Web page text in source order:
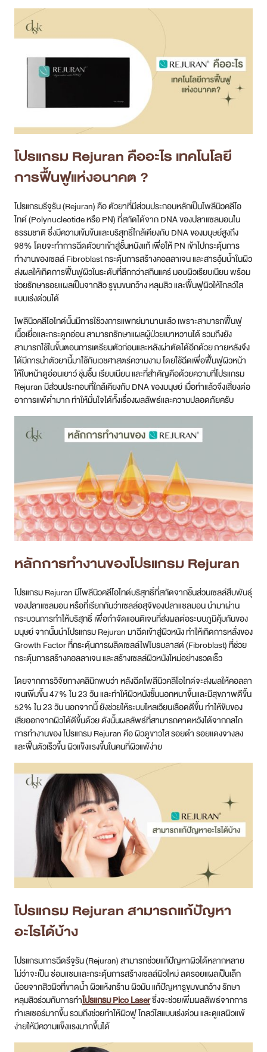
โปรแกรม Rejuran คืออะไร เทคโนโลยี
การฟื้นฟูแห่งอนาคต ?
โปรแกรมรีจูรัน (Rejuran) คือ ตัวยาที่มีส่วนประกอบหลักเป็นโพลีนิวคลีโอ
ไทด์ (Polynucleotide หรือ PN) ที่สกัดได้จาก DNA ของปลาแซลมอนใน
ธรรมชาติ ซึ่งมีความเข้มข้นและบริสุทธิ์ใกล้เคียงกับ DNA ของมนุษย์สูงถึง
98% โดยจะทำการฉีดตัวยาเข้าสู่ชั้นหนังแท้ เพื่อให้ PN เข้าไปกระตุ้นการ
ทำงานของเซลล์ Fibroblast กระตุ้นการสร้างคอลลาเจน และสารอุ้มน้ำในผิว
ส่งผลให้เกิดการฟื้นฟูผิวในระดับที่ลึกกว่าสกินแคร์ มอบผิวเรียบเนียน พร้อม
ช่วยรักษารอยแผลเป็นจากสิว รูขุมขนกว้าง หลุมสิว และฟื้นฟูผิวให้โกลว์ใส
แบบเร่งด่วนได้
โพลีนิวคลีโอไทด์นั้นมีการใช้วงการแพทย์มานานแล้ว เพราะสามารถฟื้นฟู
เนื้อเยื่อและกระดูกอ่อน สามารถรักษาแผลผู้ป่วยเบาหวานได้ รวมถึงยัง
สามารถใช้ในขั้นตอนการเตรียมตัวก่อนและหลังผ่าตัดได้อีกด้วย ภายหลังจึง
ได้มีการนำตัวยานี้มาใช้กับเวชศาสตร์ความงาม โดยใช้ฉีดเพื่อฟื้นฟูผิวหน้า
ให้ใบหน้าดูอ่อนเยาว์ ชุ่มชื้น เรียบเนียน และที่สำคัญคือด้วยความที่โปรแกรม
Rejuran มีส่วนประกอบที่ใกล้เคียงกับ DNA ของมนุษย์ เมื่อทำแล้วจึงเสี่ยงต่อ
อาการแพ้ต่ำมาก ทำให้มั่นใจได้ทั้งเรื่องผลลัพธ์และความปลอดภัยครับ
หลักการทำงานของโปรแกรม Rejuran
โปรแกรม Rejuran มีโพลีนิวคลีโอไทด์บริสุทธิ์ที่สกัดจากชิ้นส่วนเซลล์สืบพันธุ์
ของปลาแซลมอน หรือที่เรียกกันว่าเซลล์อสุจิของปลาแซลมอน นำมาผ่าน
กระบวนการทำให้บริสุทธิ์ เพื่อกำจัดแอนติเจนที่ส่งผลต่อระบบภูมิคุ้มกันของ
มนุษย์ จากนั้นนำโปรแกรม Rejuran มาฉีดเข้าสู่ผิวหนัง ทำให้เกิดการหลั่งของ
Growth Factor ที่กระตุ้นการผลิตเซลล์ไฟโบรบลาสต์ (Fibroblast) ที่ช่วย
กระตุ้นการสร้างคอลลาเจน และสร้างเซลล์ผิวหนังใหม่อย่างรวดเร็ว
โดยจากการวิจัยทางคลินิกพบว่า หลังฉีดโพลีนิวคลีโอไทด์จะส่งผลให้คอลลา
เจนเพิ่มขึ้น 47% ใน 23 วัน และทำให้ผิวหนังชั้นนอกหนาขึ้นและมีสุขภาพดีขึ้น
52% ใน 23 วัน นอกจากนี้ ยังช่วยให้ระบบไหลเวียนเลือดดีขึ้น ทำให้ขับของ
เสียออกจากผิวได้ดีขึ้นด้วย ดังนั้นผลลัพธ์ที่สามารถคาดหวังได้จากกลไก
การทำงานของ โปรแกรม Rejuran คือ ผิวดูขาวใส รอยดำ รอยแดงจางลง
และฟื้นตัวเร็วขึ้น ผิวแข็งแรงขึ้นในคนที่ผิวแพ้ง่าย
โปรแกรม Rejuran สามารถแก้ปัญหา
อะไรได้บ้าง
โปรแกรมการฉีดรีจูรัน (Rejuran) สามารถช่วยแก้ปัญหาผิวได้หลากหลาย
ไม่ว่าจะเป็น ซ่อมแซมและกระตุ้นการสร้างเซลล์ผิวใหม่ ลดรอยแผลเป็นเล็ก
น้อยจากสิวผิวที่ขาดน้ำ ผิวแห้งกร้าน ผิวมัน แก้ปัญหารูขุมขนกว้าง รักษา
หลุมสิวร่วมกับการทำโปรแกรม Pico Laserซึ่งจะช่วยเพิ่มผลลัพธ์จากการ
ทำเลเซอร์มากขึ้น รวมถึงช่วยทำให้ผิวฟู โกลว์ใสแบบเร่งด่วน และดูแลผิวแพ้
ง่ายให้มีความแข็งแรงมากขึ้นได้